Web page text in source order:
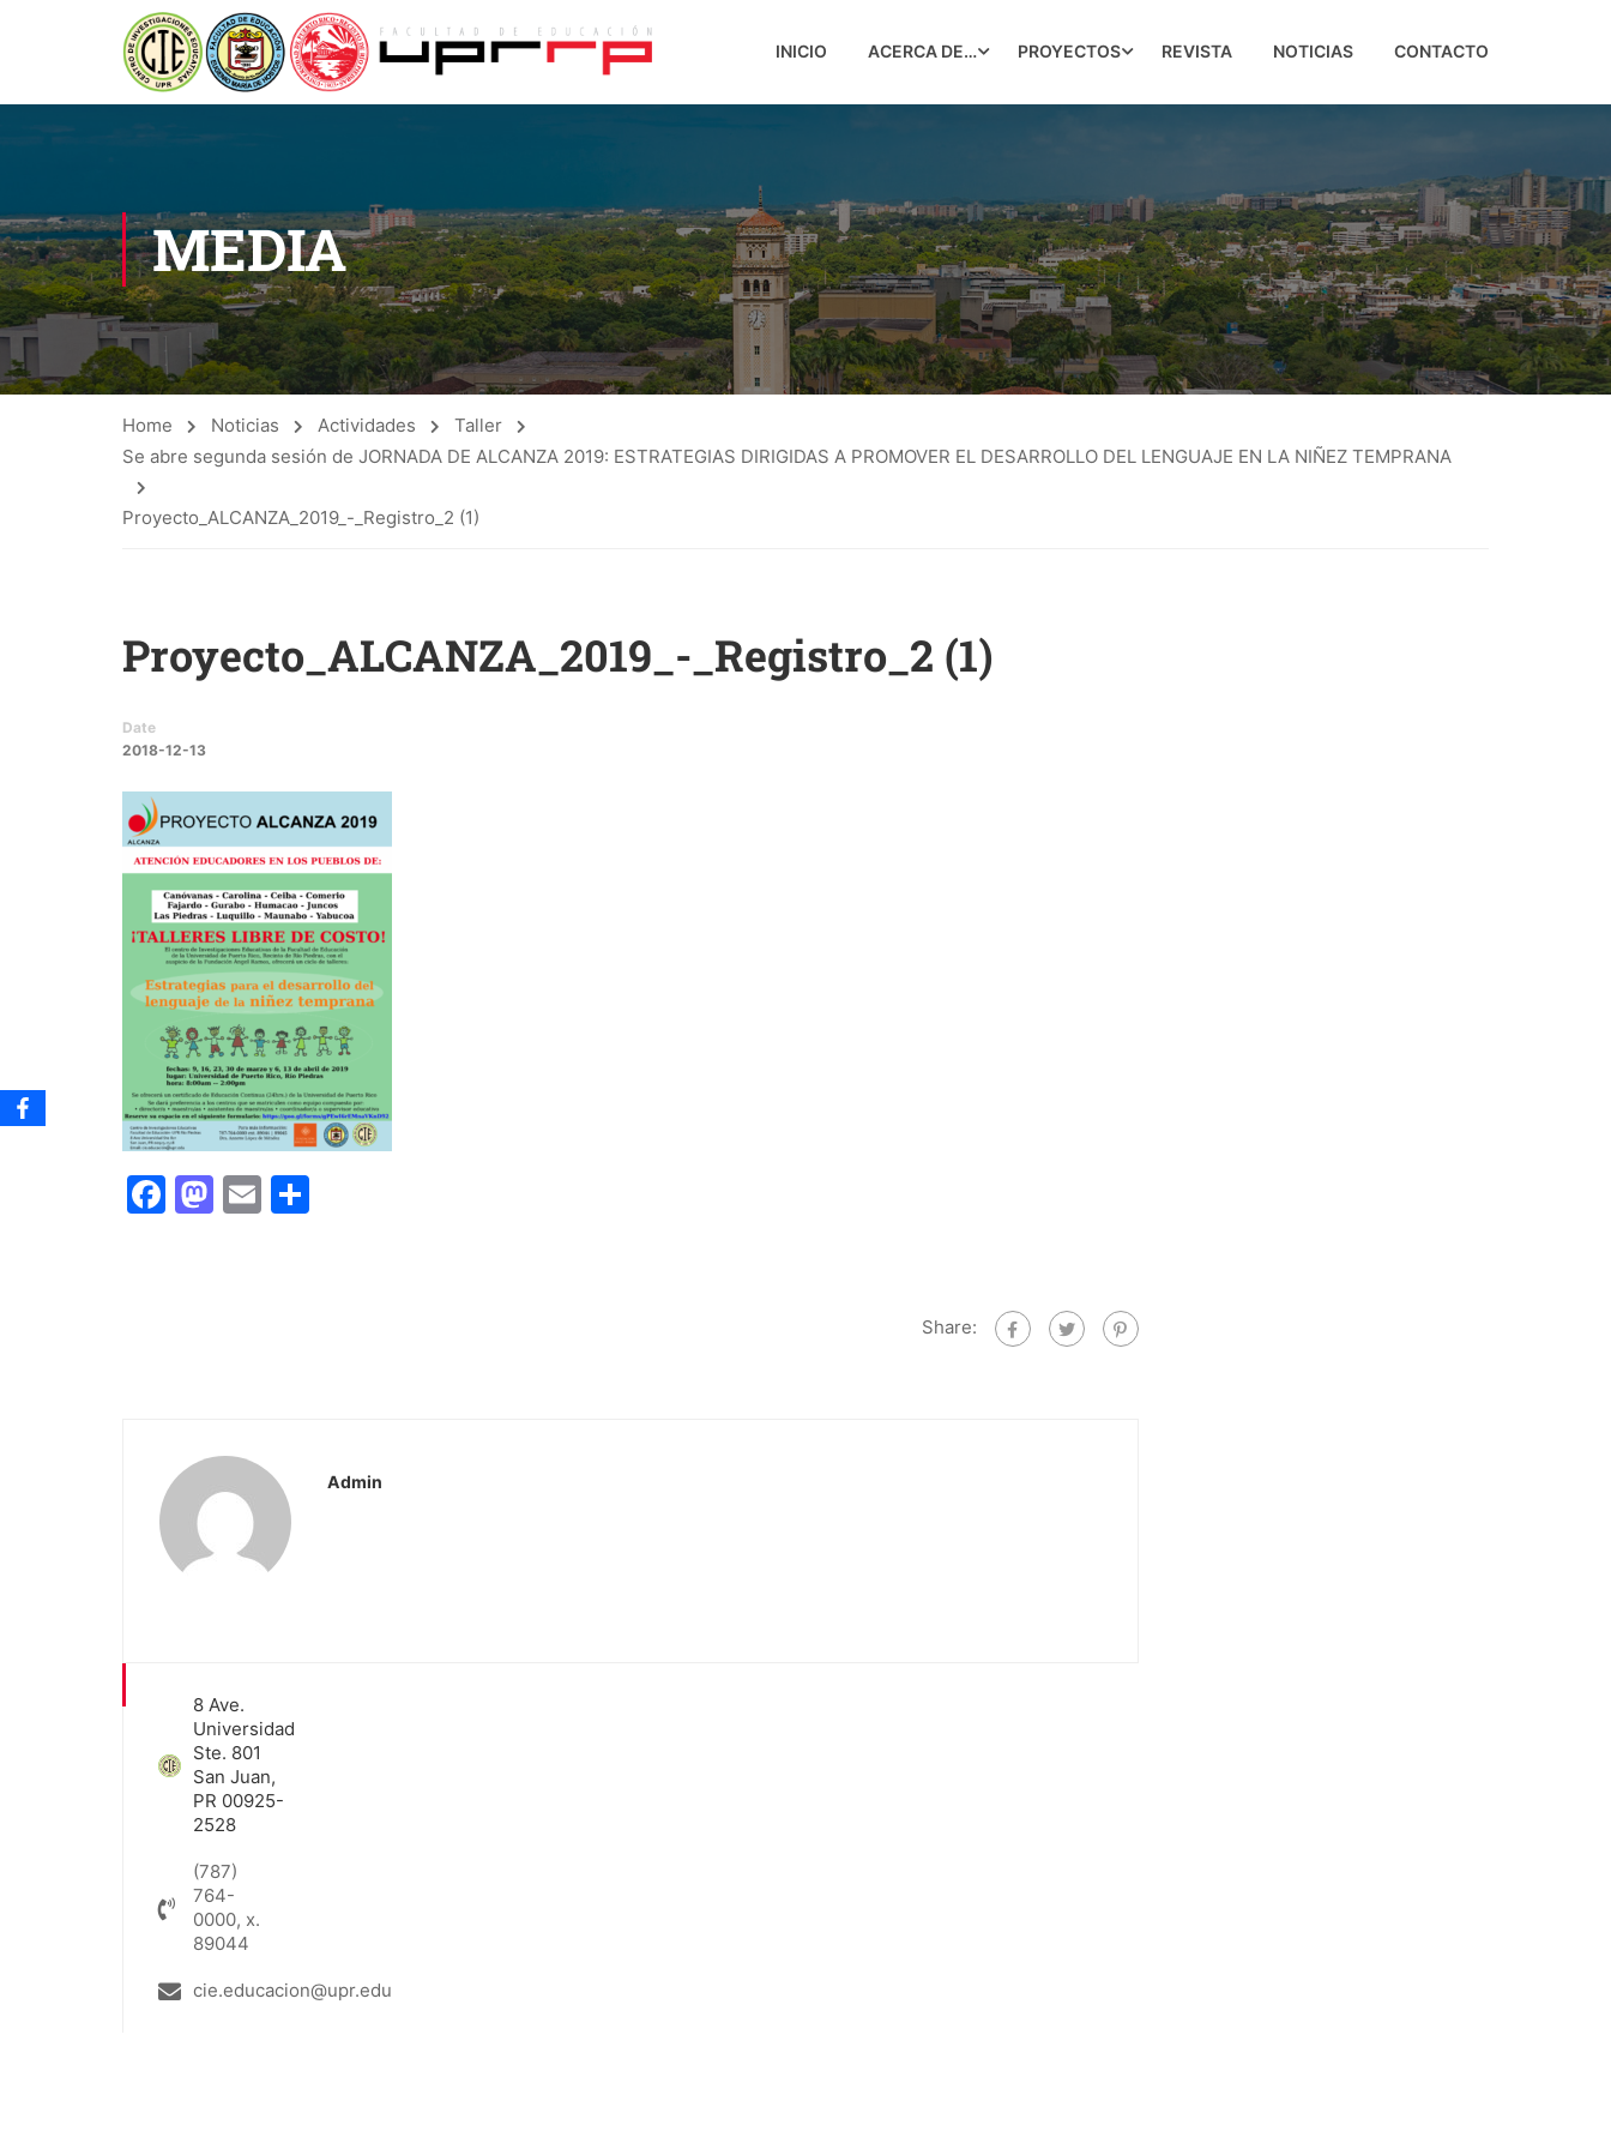
INICIO ACERCA DE… PROYECTOS REVISTA NOTICIAS CONTACTO
MEDIA
Home Noticias Actividades
Taller
Se abre segunda sesión de JORNADA DE ALCANZA 2019: ESTRATEGIAS DIRIGIDAS A PROMOVER EL DESARROLLO DEL LENGUAJE EN LA NIÑEZ TEMPRANA
Proyecto_ALCANZA_2019_-_Registro_2 (1)
Proyecto_ALCANZA_2019_-_Registro_2 (1)
Date
2018-12-13
Facebook
Mastodon
Email
Share:
Admin
8 Ave.
Universidad
Ste. 801
San Juan,
PR 00925-
2528
(787)
764-
0000, x.
89044
cie.educacion@upr.edu